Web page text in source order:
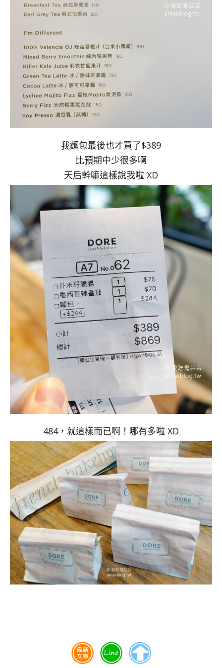
我麵包最後也才買了$389
比預期中少很多啊
天后幹嘛這樣說我啦 XD
484，就這樣而已啊！哪有多啦 XD